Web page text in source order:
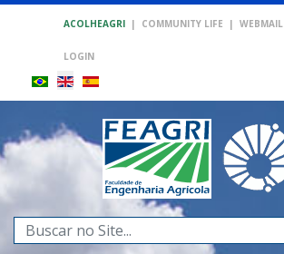
ACOLHEAGRI | COMMUNITY LIFE | WEBMAIL
LOGIN
Search
...